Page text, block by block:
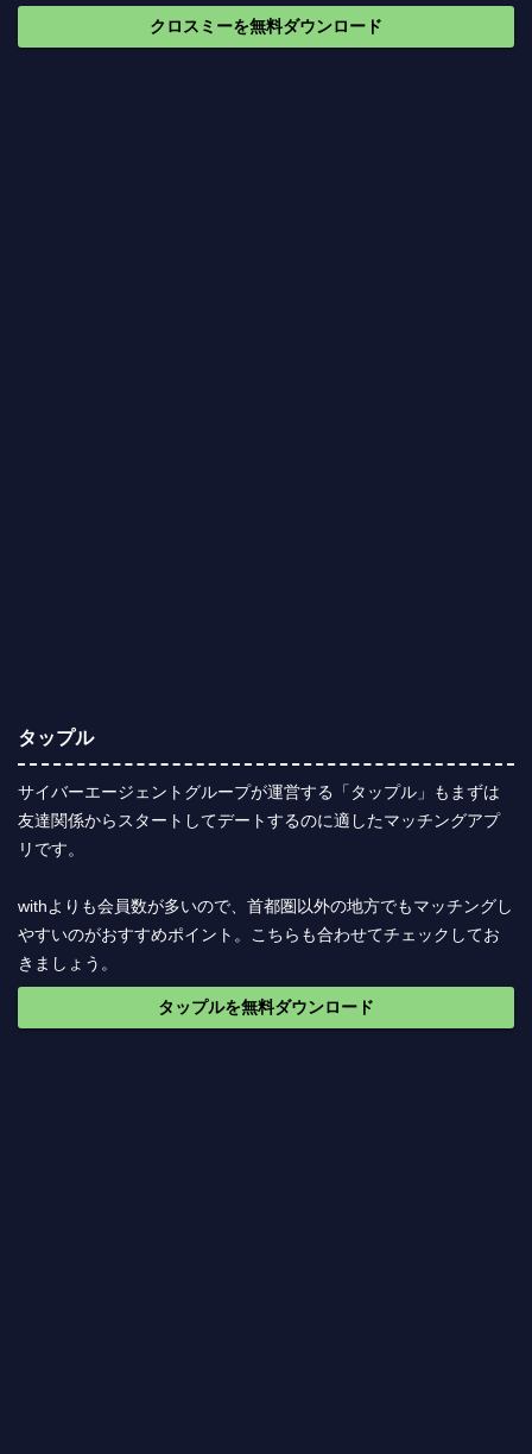
クロスミーを無料ダウンロード
タップル
サイバーエージェントグループが運営する「タップル」もまずは
友達関係からスタートしてデートするのに適したマッチングアプ
リです。
withよりも会員数が多いので、首都圏以外の地方でもマッチングし
やすいのがおすすめポイント。こちらも合わせてチェックしてお
きましょう。
タップルを無料ダウンロード